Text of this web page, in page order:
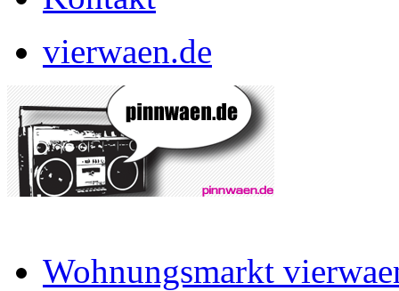
vierwaen.de
Wohnungsmarkt